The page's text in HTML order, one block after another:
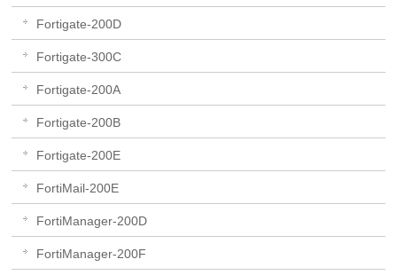
Fortigate-200D
Fortigate-300C
Fortigate-200A
Fortigate-200B
Fortigate-200E
FortiMail-200E
FortiManager-200D
FortiManager-200F